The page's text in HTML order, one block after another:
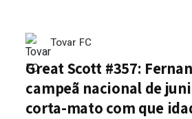
Tovar FC
Great Scott #357:
campeã nacional de
corta-mato com que